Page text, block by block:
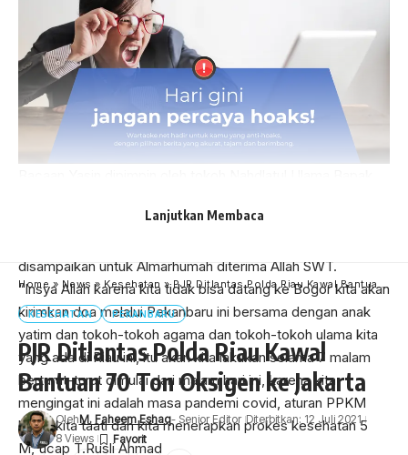
dan doa dibacakan oleh Bapak Kyai Mahalik yang juga dari
disampaikan untuk Almarhumah diterima Allah SWT.
“Insya Allah karena kita tidak bisa datang ke Bogor kita akan
kirimkan doa melalui Pekanbaru ini bersama dengan anak
yatim dan tokoh-tokoh agama dan tokoh-tokoh ulama kita
yang ada di Riau ini, itu akan kita lakukan selama 7 malam
berturut-turut dimulai dari malam hari ini, karena kita
mengingat ini adalah masa pandemi covid, aturan PPKM
harus kita taati dan kita menerapkan prokes kesehatan 5
M,”ucap T.Rusli Ahmad
Lanjutkan Membaca
Home » News » Kesehatan » PJR Ditlantas Polda Riau Kawal Bantuan 70 Ton Oksigen ke Jakarta
KESEHATAN PEKANBARU
PJR Ditlantas Polda Riau Kawal
Bantuan 70 Ton Oksigen ke Jakarta
OlehM. Faheem Eshaq- Senior Editor Diterbitkan: 12 Juli 2021
8 Views